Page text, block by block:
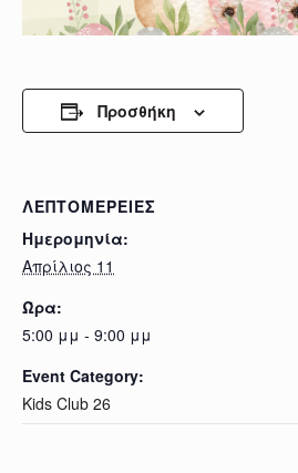
Προσθήκη
ΛΕΠΤΟΜΈΡΕΙΕΣ
Ημερομηνία:
Απρίλιος 11
Ώρα:
5:00 μμ - 9:00 μμ
Event Category:
Kids Club 26